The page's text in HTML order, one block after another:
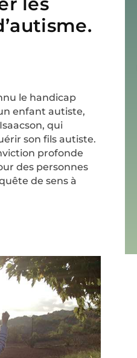
le handicap
enfant autiste,
qui
son fils autiste.
profonde
des personnes
de sens à